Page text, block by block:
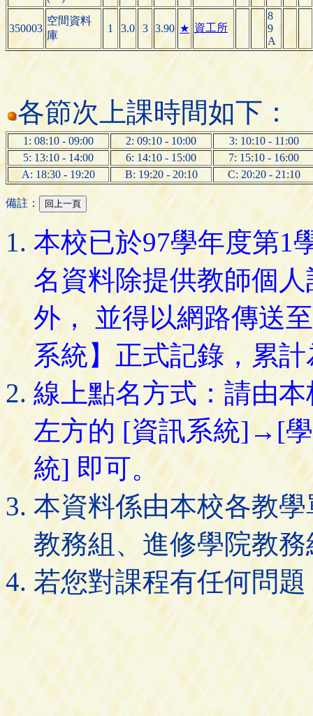
350003
空間資料
庫
1 3.0 3 3.90 ★ 資工所
8
9
A
各節次上課時間如下：
1: 08:10 - 09:00 2: 09:10 - 10:00
3: 10:10 - 11:00
5: 13:10 - 14:00
6: 14:10 - 15:00
7: 15:10 - 16:00
A: 18:30 - 19:20
B: 19:20 - 20:10 C: 20:20 - 21:10
備註：
本校已於97學年度第1
名資料除提供教師個
外， 並得以網路傳送
系統】正式記錄，累
線上點名方式：請由
左方的 [資訊系統]→[
統] 即可。
本資料係由本校各教
教務組、進修學院教
若您對課程有任何問